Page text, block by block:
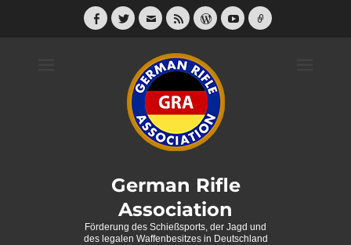
Facebook
Twitter
E-
Feed WordPress
YouTube
Link
German Rifle
Association
Förderung des Schießsports, der Jagd und
des legalen Waffenbesitzes in Deutschland